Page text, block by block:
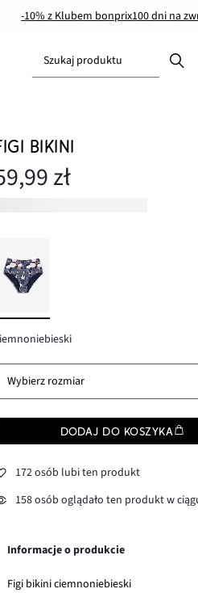
-10% z Klubem bonprix100 dni na
Szukaj produktu
BIKINI
zł
Wybierz rozmiar
DODAJ DO KOSZYKA
172 osób lubi ten produkt
158 osób oglądało ten produkt w
Informacje o produkcie
Figi bikini ciemnoniebieski